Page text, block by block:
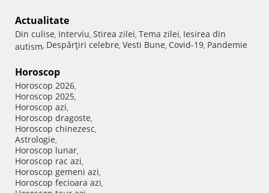
Actualitate
Din culise, Interviu, Stirea zilei, Tema zilei, Iesirea din
autism, Despărţiri celebre, Vesti Bune, Covid-19, Pandemie
Horoscop
Horoscop 2026,
Horoscop 2025,
Horoscop azi,
Horoscop dragoste,
Horoscop chinezesc,
Astrologie,
Horoscop lunar,
Horoscop rac azi,
Horoscop gemeni azi,
Horoscop fecioara azi,